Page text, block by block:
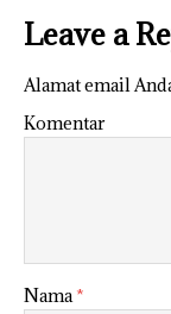
Leave a
Alamat email
Komentar
Nama*